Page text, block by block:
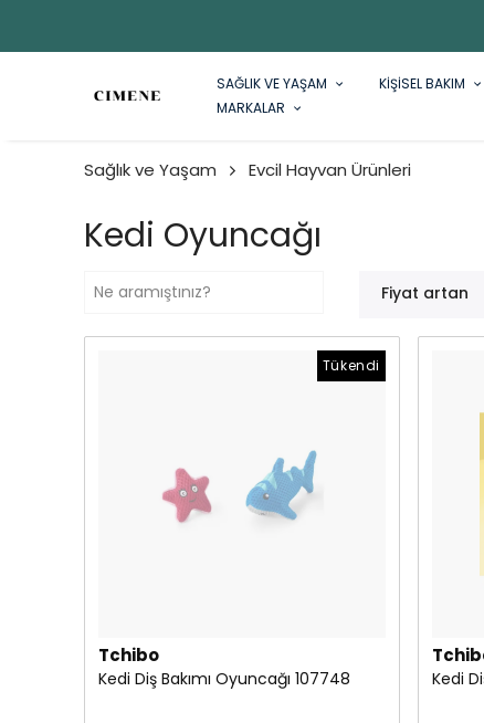
SAĞLIK VE YAŞAM KİŞİSEL BAKIM
MARKALAR
Sağlık ve Yaşam Evcil Hayvan Ürünleri
Kedi Oyuncağı
Fiyat artan
Tükendi
Tchibo
Kedi Diş Bakımı Oyuncağı 107748 Kedi